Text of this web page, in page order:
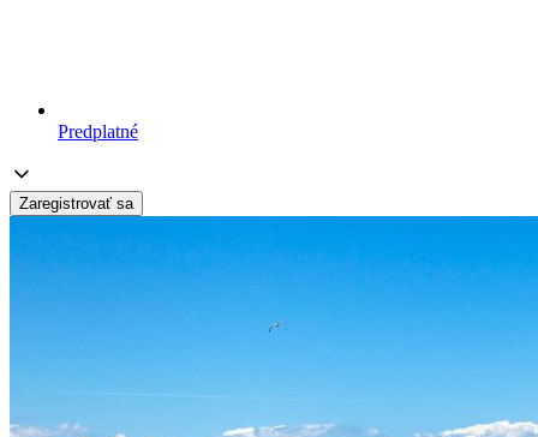
Predplatné
Zaregistrovať sa